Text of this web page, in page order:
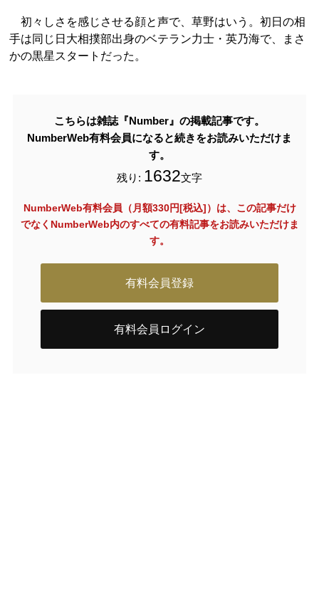
初々しさを感じさせる顔と声で、草野はいう。初日の相
手は同じ日大相撲部出身のベテラン力士・英乃海で、まさ
かの黒星スタートだった。
こちらは雑誌『Number』の掲載記事です。
NumberWeb有料会員になると続きをお読みいただけま
す。
残り: 1632文字
NumberWeb有料会員（月額330円[税込]）は、この記事だけ
でなく NumberWeb内のすべての有料記事をお読みいただけま
す。
有料会員登録
有料会員ログイン